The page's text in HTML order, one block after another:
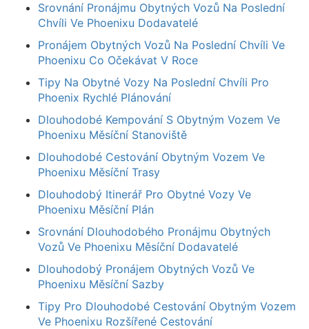
Srovnání Pronájmu Obytných Vozů Na Poslední
Chvíli Ve Phoenixu Dodavatelé
Pronájem Obytných Vozů Na Poslední Chvíli Ve
Phoenixu Co Očekávat V Roce
Tipy Na Obytné Vozy Na Poslední Chvíli Pro
Phoenix Rychlé Plánování
Dlouhodobé Kempování S Obytným Vozem Ve
Phoenixu Měsíční Stanoviště
Dlouhodobé Cestování Obytným Vozem Ve
Phoenixu Měsíční Trasy
Dlouhodobý Itinerář Pro Obytné Vozy Ve
Phoenixu Měsíční Plán
Srovnání Dlouhodobého Pronájmu Obytných
Vozů Ve Phoenixu Měsíční Dodavatelé
Dlouhodobý Pronájem Obytných Vozů Ve
Phoenixu Měsíční Sazby
Tipy Pro Dlouhodobé Cestování Obytným Vozem
Ve Phoenixu Rozšířené Cestování